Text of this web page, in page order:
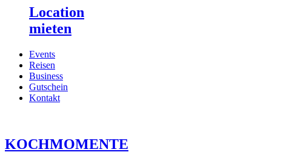
Location
mieten
Events
Reisen
Business
Gutschein
Kontakt
KOCHMOMENTE